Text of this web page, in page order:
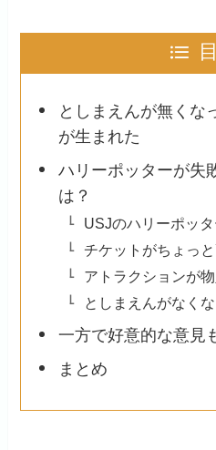
としまえんが無くな
が生まれた
ハリーポッターが失
は？
USJのハリーポッ
チケットがちょっ
アトラクションが
としまえんがなく
一方で好意的な意見
まとめ